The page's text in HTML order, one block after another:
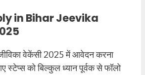
in Bihar Jeevika
वेकेंसी 2025 में आवेदन करना
स्टेप्स को बिल्कुल ध्यान पूर्वक से फॉलो